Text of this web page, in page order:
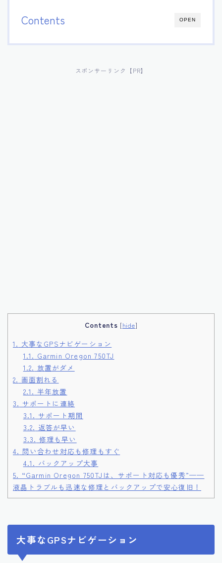
OPEN
Contents
スポンサーリンク【PR】
Contents [hide]
1. 大事なGPSナビゲーション
1.1. Garmin Oregon 750TJ
1.2. 放置がダメ
2. 画面割れる
2.1. 半年放置
3. サポートに連絡
3.1. サポート期間
3.2. 返答が早い
3.3. 修理も早い
4. 問い合わせ対応も修理もすぐ
4.1. バックアップ大事
5. “Garmin Oregon 750TJは、サポート対応も優秀”——
液晶トラブルも迅速な修理とバックアップで安心復旧！
大事なGPSナビゲーション